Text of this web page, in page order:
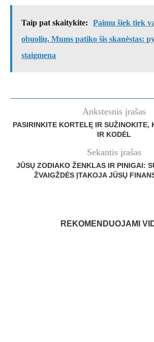
Taip pat skaitykite:
Paimu šiek tiek
obuolių. Mums patiko šis skanėstas:
staigmena
Ankstesnis įrašas
PASIRINKITE KORTELĘ IR SUŽINOKITE,
IR KODĖL
Sekantis įrašas
JŪSŲ ZODIAKO ŽENKLAS IR PINIGAI:
ŽVAIGŽDĖS ĮTAKOJA JŪSŲ
REKOMENDUOJAMI